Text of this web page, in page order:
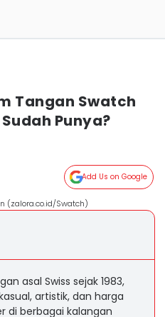
Tangan Swatch
Punya?
Add Us on Google
(zalora.co.id/Swatch)
asal Swiss sejak 1983,
artistik, dan harga
di berbagai kalangan